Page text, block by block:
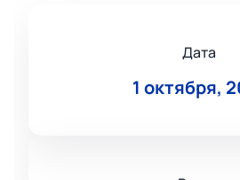
Дата
1 октября,